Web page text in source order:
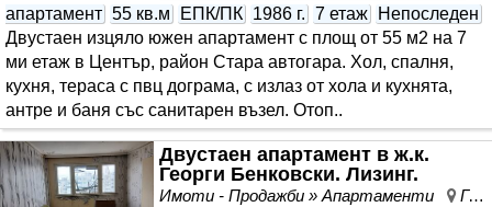
апартамент 55 кв.м ЕПК/ПК 1986 г. 7 етаж
Непоследен
Двустаен изцяло южен апартамент с площ от 55 м2 на 7
ми етаж в Център, район Стара автогара. Хол, спалня,
кухня, тераса с пвц дограма, с излаз от хола и кухнята,
антре и баня със санитарен възел. Отоп..
Двустаен апартамент в ж.к.
Георги Бенковски. Лизинг.
Имоти - Продажби » Апартаменти
Георги Бенковски, Ямбол, област Ямбол